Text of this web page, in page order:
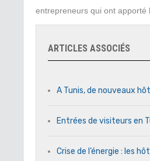
entrepreneurs qui ont apporté
ARTICLES ASSOCIÉS
A Tunis, de nouveaux
Entrées de visiteurs en
Crise de l’énergie : les